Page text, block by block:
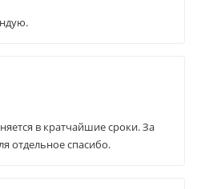
в кратчайшие сроки. За
отдельное спасибо.